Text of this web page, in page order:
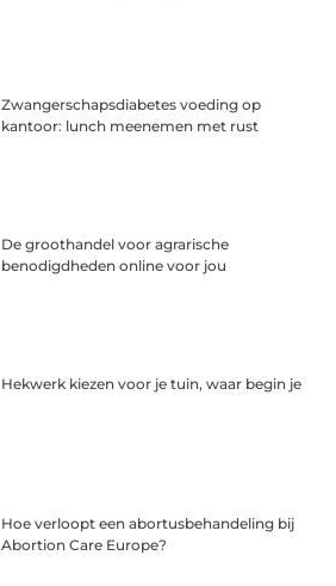
Zwangerschapsdiabetes voeding op
kantoor: lunch meenemen met rust
De groothandel voor agrarische
benodigdheden online voor jou
Hekwerk kiezen voor je tuin, waar begin je
Hoe verloopt een abortusbehandeling bij
Abortion Care Europe?